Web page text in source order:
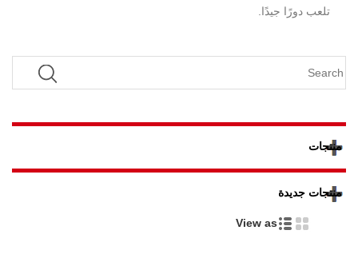
تلعب دورًا جيدًا.
منتجات
منتجات جديدة
View as